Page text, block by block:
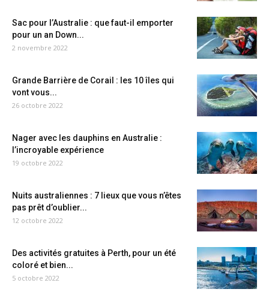
Sac pour l’Australie : que faut-il emporter
pour un an Down...
2 novembre 2022
Grande Barrière de Corail : les 10 îles qui
vont vous...
26 octobre 2022
Nager avec les dauphins en Australie :
l’incroyable expérience
19 octobre 2022
Nuits australiennes : 7 lieux que vous n’êtes
pas prêt d’oublier...
12 octobre 2022
Des activités gratuites à Perth, pour un été
coloré et bien...
5 octobre 2022